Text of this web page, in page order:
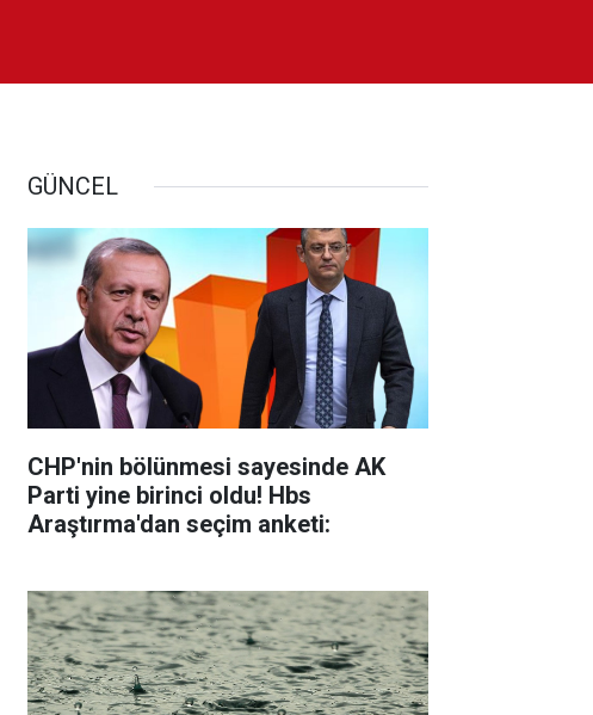
GÜNCEL
CHP'nin bölünmesi sayesinde AK
Parti yine birinci oldu! Hbs
Araştırma'dan seçim anketi: